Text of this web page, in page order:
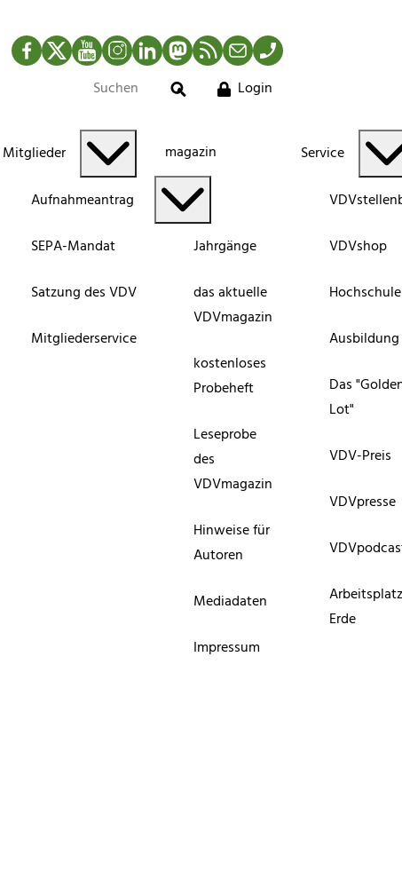
Facebook
TwitterYouTubeInstagram
LinkedInMastodonRSS-Newsfeed
MailTelefon
Suche
Login
Mitglieder
Aufnahmeantrag
SEPA-Mandat
Satzung des VDV
Mitgliederservice
magazin
Jahrgänge
das aktuelle
VDVmagazin
kostenloses
Probeheft
Leseprobe
des
VDVmagazin
Hinweise für
Autoren
Mediadaten
Impressum
Service
VDVshop
Ausbildung
Das
Lot"
VDV-Preis
VDVpresse
Erde